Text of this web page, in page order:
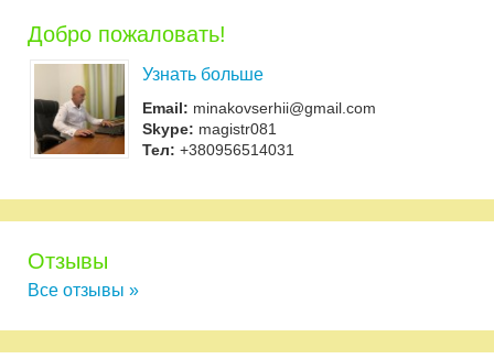
Добро пожаловать!
Узнать больше
Email: minakovserhii@gmail.com
Skype: magistr081
Тел: +380956514031
Отзывы
Все отзывы »